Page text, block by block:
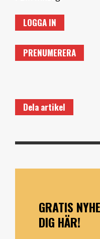
LOGGA IN
PRENUMERERA
Dela artikel
GRATIS
DIG HÄR!